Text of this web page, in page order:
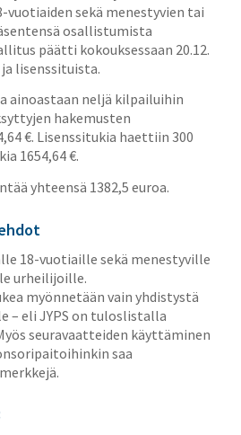
sekä menestyvien tai
osallistumista
päätti kokouksessaan 20.12.
lisenssituista.
ainoastaan neljä kilpailuihin
hakemusten
€. Lisenssitukia haettiin 300
1654,64 €.
yhteensä 1382,5 euroa.
18-vuotiaille sekä menestyville
urheilijoille.
myönnetään vain yhdistystä
– eli JYPS on tuloslistalla
seuravaatteiden käyttäminen
saa